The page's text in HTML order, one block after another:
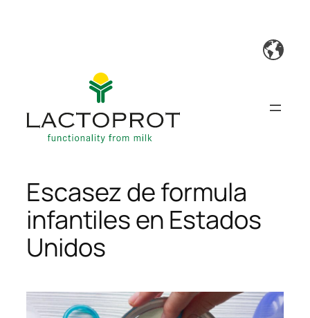
Escasez de formula
infantiles en Estados
Unidos